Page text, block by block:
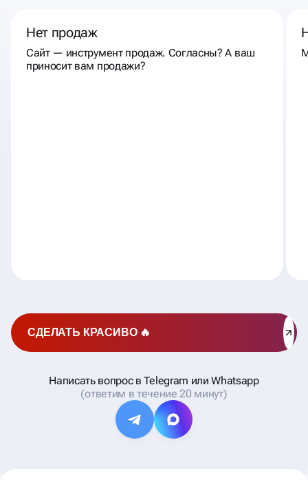
Нет продаж
Сайт — инструмент продаж. Согласны? А ваш
приносит вам продажи?
Написать вопрос в Telegram или Whatsapp
(ответим в течение 20 минут)
СДЕЛАТЬ КРАСИВО 🔥